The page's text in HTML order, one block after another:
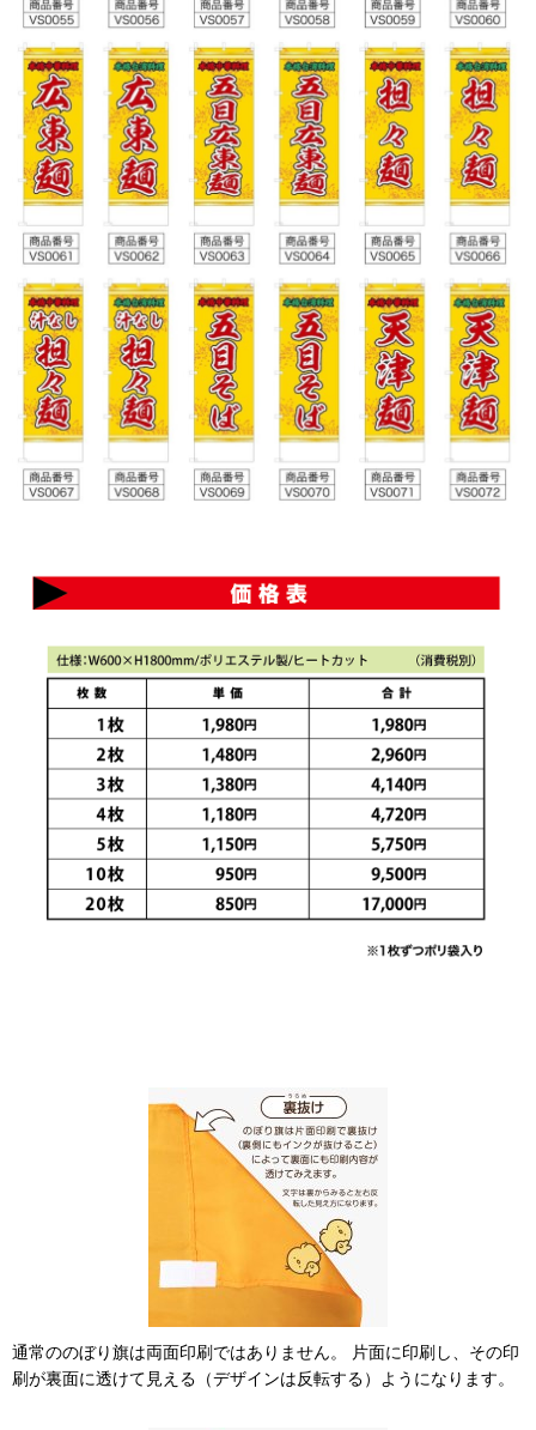
通常ののぼり旗は両面印刷ではありません。 片面に印刷し、その印
刷が裏面に透けて見える（デザインは反転する）ようになります。